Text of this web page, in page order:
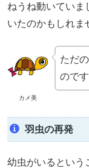
ねうね動いていま
いたのかもしれま
カメ美
ただ
ので
羽虫の再発
幼虫がいるという